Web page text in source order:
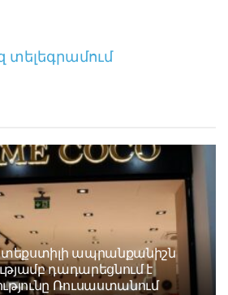
տելեգրամում
ապրանքանիշն
դադարեցնում է
Ռուսաստանում